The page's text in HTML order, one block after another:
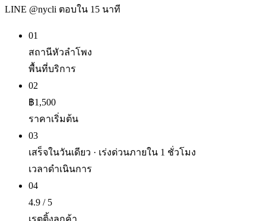
LINE @nycli ตอบใน 15 นาที
01
สถานีหัวลำโพง
พื้นที่บริการ
02
฿1,500
ราคาเริ่มต้น
03
เสร็จในวันเดียว · เร่งด่วนภายใน 1 ชั่วโมง
เวลาดำเนินการ
04
4.9 / 5
เรตติ้งลูกค้า